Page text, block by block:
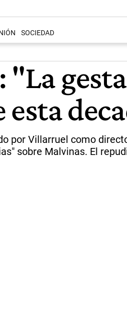
SOCIEDAD
"La
por Villarruel como
sobre Malvinas. El